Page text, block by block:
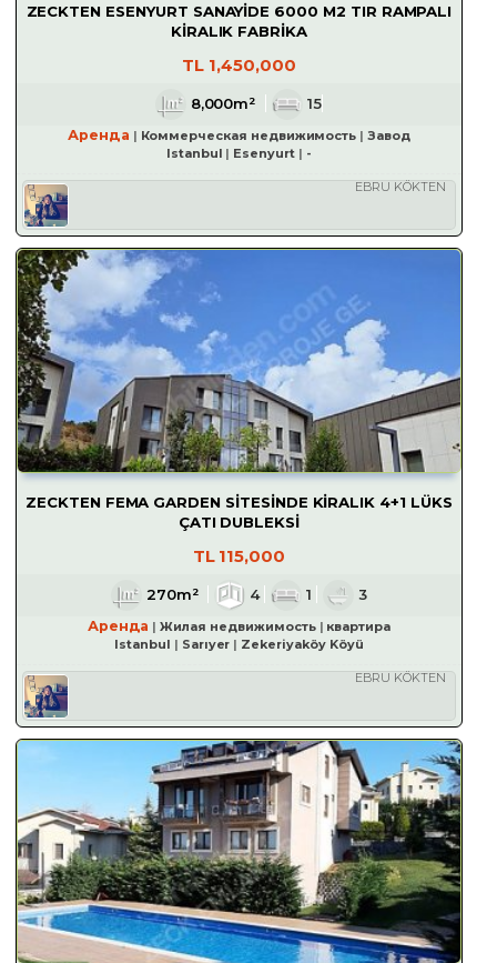
ZECKTEN ESENYURT SANAYİDE 6000 M2 TIR RAMPALI
KİRALIK FABRİKA
TL 1,450,000
8,000m² 15
Аренда Коммерческая недвижимость
Завод
Istanbul
Esenyurt -
EBRU KÖKTEN
ZECKTEN FEMA GARDEN SİTESİNDE KİRALIK 4+1 LÜKS
ÇATI DUBLEKSİ
TL115,000
270m² 4 1 3
Аренда Жилая недвижимость
квартира
Istanbul
Sarıyer Zekeriyaköy Köyü
EBRU KÖKTEN